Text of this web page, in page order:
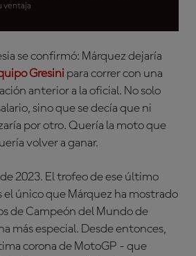
ventaja
se confirmó: Márquez dejaría
Gresini para correr con una
anterior a la oficial. No solo
sino que se decía que ni
por otro. Quería la moto que
volver a ganar.
2023. El trofeo de ese último
el único que Márquez ha mostrado
de Campeón del Mundo de
más especial. Desde entonces,
corona de MotoGP - que